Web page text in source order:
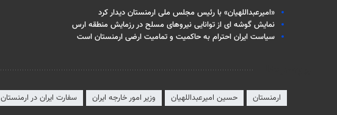
«امیرعبداللهیان» با رئیس مجلس ملی ارمنستان دیدار کرد
نمایش گوشه ای از توانایی نیروهای مسلح در رزمایش منطقه ارس
سیاست ایران احترام به حاکمیت و تمامیت ارضی ارمنستان است
ارمنستان حسین امیرعبداللهیان وزیر امور خارجه ایران سفارت ایران در ارمنستان